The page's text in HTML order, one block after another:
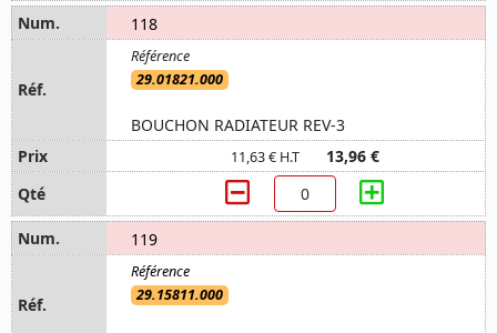
118
29.01821.000
BOUCHON RADIATEUR REV-3
11,63 € H.T 13,96 €
119
29.15811.000